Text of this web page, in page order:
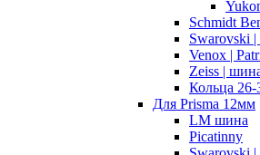
Schmidt
Swarovski
Venox |
Zeiss |
Кольца
Для Prisma 12мм
LM шина
Picatinny